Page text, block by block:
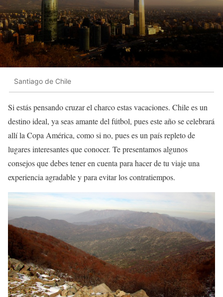
Santiago de Chile
Si estás pensando cruzar el charco estas vacaciones. Chile es un
destino ideal, ya seas amante del fútbol, pues este año se celebrará
allí la Copa América, como si no, pues es un país repleto de
lugares interesantes que conocer. Te presentamos algunos
consejos que debes tener en cuenta para hacer de tu viaje una
experiencia agradable y para evitar los contratiempos.